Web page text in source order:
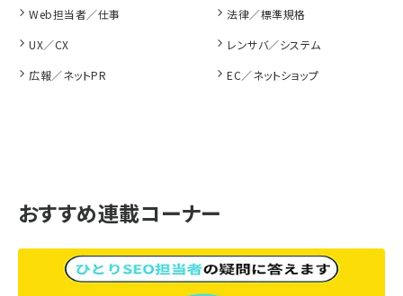
Web担当者／仕事
法律／標準規格
UX／CX
レンサバ／システム
広報／ネットPR
EC／ネットショップ
おすすめ連載コーナー